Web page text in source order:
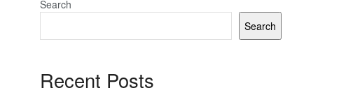
Search
Search
Recent Posts